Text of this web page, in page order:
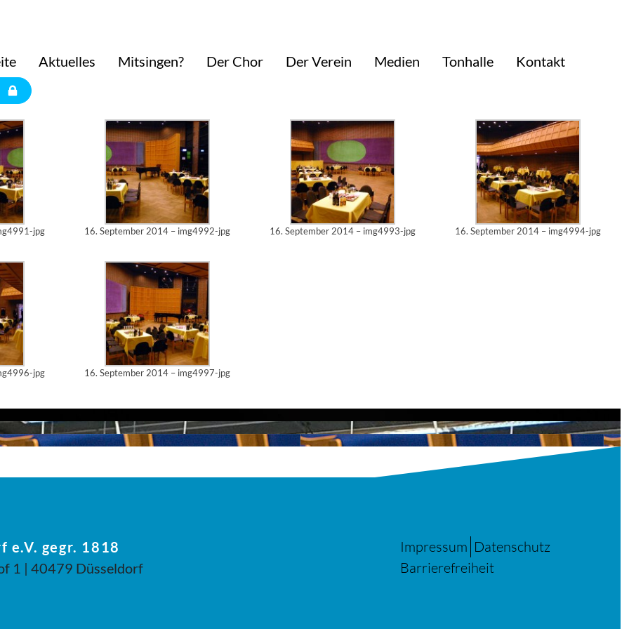
Aktuelles Mitsingen? Der Chor Der Verein Medien Tonhalle
Kontakt
wieder ganze Arbeit geleistet:
wieder ganze Arbeit geleistet. Franzis Hill, Sebastian, Christoph und Cornelia Hill räumten, wie bei allen letzten Konzertfesten in den letzten Jahren,
für die nach dem Konzert stattfindende Feier für Gisela Kummert. Die Sängerinnen und Sänger und die Gäste fanden einen stimmungvoll dekorierten
die Feier war der Beginn eines schönen Abends.
jpg 16. September 2014 – img4992-jpg 16. September 2014 – img4993-jpg 16. September 2014 – img4994-jpg
jpg 16. September 2014 – img4997-jpg
e.V. gegr. 1818
1 | 40479 Düsseldorf
Impressum Datenschutz
Barrierefreiheit